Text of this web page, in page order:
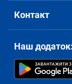
Контакт
Наш додаток: